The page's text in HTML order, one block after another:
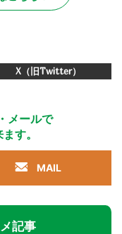
X（旧Twitter）
メールで
す。
MAIL
記事